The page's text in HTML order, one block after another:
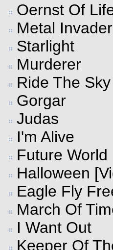
Oernst Of
Metal
Starlight
Murderer
Ride The Sky
Gorgar
Judas
I'm Alive
Future World
Halloween
Eagle Fly
March Of
I Want Out
Keeper Of